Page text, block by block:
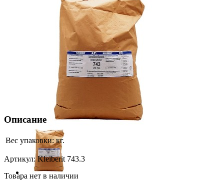
Описание
Вес упаковки: кг.
Артикул:Kleiberit 743.3
Товара нет в наличии